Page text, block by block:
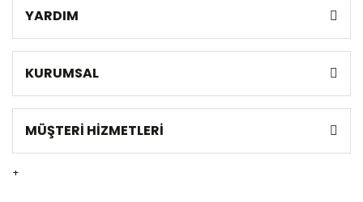
YARDIM
KURUMSAL
MÜŞTERİ HİZMETLERİ
+